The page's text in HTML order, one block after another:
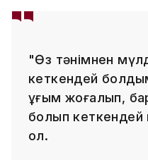
"Өз тәнімнен
кеткендей
ұғым жоғалып,
болып кеткендей
ол.